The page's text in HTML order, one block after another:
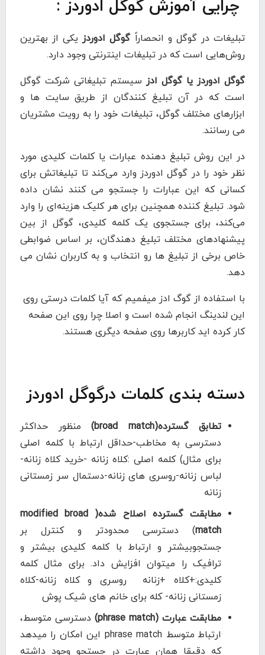
چرایی آموزش گوگل ادوردز :
تبلیغات در گوگل و انحصاراً گوگل ادوردز یکی از بهترین
روش‌هایی است که در تبلیغات اینترنتی وجود دارد.
گوگل ادوردز یا گوگل ادز سیستم تبلیغاتی شرکت گوگل
است که در آن تبلیغ کنندگان از طریق سایت ها و
ابزارهای مختلف گوگل، تبلیغات خود را به رویت مشتریان
می رسانند.
در این روش تبلیغ دهنده عبارات یا کلمات کلیدی مورد
نظر خود را در گوگل ادوردز وارد می‌کند تا تبلیغاتش برای
کسانی که این عبارات را جستجو می کنند نشان داده
شود. تبلیغ کننده همچنین برای هر کلیک هزینه‌ای را وارد
می‌کند، برای جستجوی یک کلمه کلیدی، گوگل از بین
پیشنهادهای مختلف تبلیغ دهندگان، بر اساس ضوابطی
خاص برخی از تبلیغ ها رو انتخاب و به کاربران نشان می
دهد.
با استفاده از گوگ ادز میفمیم که آیا کلمات درستی روی
این لندینگ انجام شده است و اصلا چرا روی این صفحه
کار کرده اید کاربرها روی صفحه دیگری هستند.
دسته بندی کلمات درگوگل ادوردز
تطابق گسترده(broad match)
منظور حداکثر
دسترسی به مخاطب-حداقل ارتباط با کلمه اصلی
برای مثال) کلمه اصلی :کلاه زنانه -خرید کلاه زنانه-
لباس زنانه-روسری های زنانه-دستمال سر زمستانی
زنانه
مطابقت گسترده اصلاح شده( modified broad
match) دسترسی محدودتر و کنترل بر
جستجوبیشتر و ارتباط با کلمه کلیدی بیشتر و
ترافیک را میتوان افزایش داد. برای مثال کلمه
کلیدی:+کلاه +زنانه روسری و کلاه زنانه-کلاه
زمستانی زنانه- کله برای خانم های شیک پوش
مطابقت عبارت (phrase match)
دسترسی متوسط،
ارتباط متوسط phrase match این امکان را میدهد
که دقیقا همان عبارت در جستجو وجود داشته